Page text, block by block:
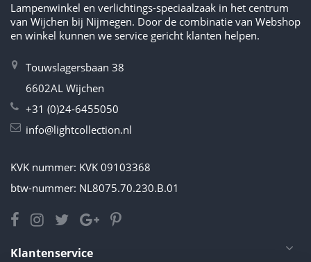
Lampenwinkel en verlichtings-speciaalzaak in het centrum
van Wijchen bij Nijmegen. Door de combinatie van Webshop
en winkel kunnen we service gericht klanten helpen.
Touwslagersbaan 38
6602AL Wijchen
+31 (0)24-6455050
info@lightcollection.nl
KVK nummer: KVK 09103368
btw-nummer: NL8075.70.230.B.01
Klantenservice